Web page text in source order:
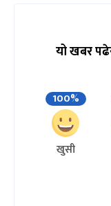
यो खबर
100%
खुसी